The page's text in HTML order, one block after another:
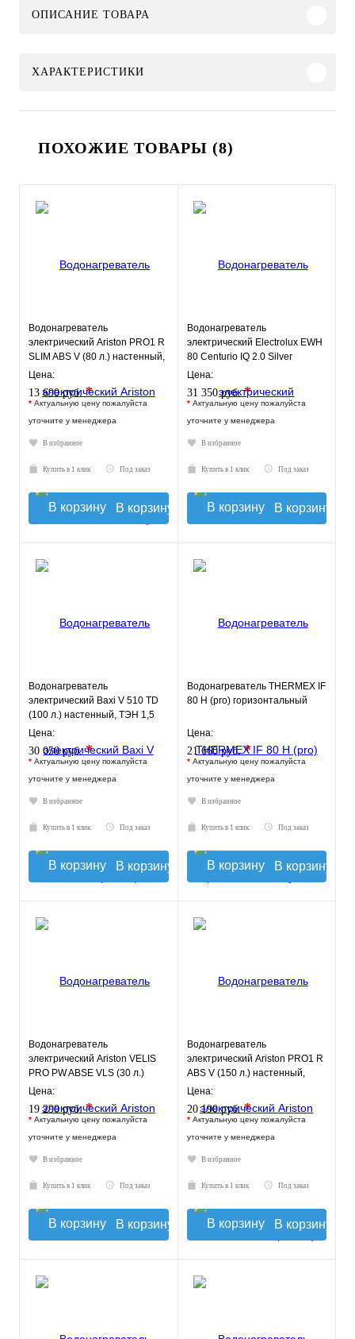
ОПИСАНИЕ ТОВАРА
ХАРАКТЕРИСТИКИ
ПОХОЖИЕ ТОВАРЫ (8)
Водонагреватель
электрический Ariston PRO1 R
SLIM ABS V (80 л.) настенный,
ТЭН 1,5 кВт.
Цена:
13 690 руб.*
* Актуальную цену пожалуйста
уточните у менеджера
В избранное
Купить в 1 клик Под заказ
В корзину
Водонагреватель
электрический Electrolux EWH
80 Centurio IQ 2.0 Silver
Цена:
31 350 руб.*
* Актуальную цену пожалуйста
уточните у менеджера
В избранное
Купить в 1 клик Под заказ
В корзину
Водонагреватель
электрический Baxi V 510 TD
(100 л.) настенный, ТЭН 1,5
кВт.
Цена:
30 050 руб.*
* Актуальную цену пожалуйста
уточните у менеджера
В избранное
Купить в 1 клик Под заказ
В корзину
Водонагреватель THERMEX IF
80 H (pro) горизонтальный
Цена:
21 660 руб.*
* Актуальную цену пожалуйста
уточните у менеджера
В избранное
Купить в 1 клик Под заказ
В корзину
Водонагреватель
электрический Ariston VELIS
PRO PW ABSE VLS (30 л.)
настенный, ТЭН 2,5 кВт.
Цена:
19 290 руб.*
* Актуальную цену пожалуйста
уточните у менеджера
В избранное
Купить в 1 клик Под заказ
В корзину
Водонагреватель
электрический Ariston PRO1 R
ABS V (150 л.) настенный,
ТЭН 1,8 кВт.
Цена:
20 190 руб.*
* Актуальную цену пожалуйста
уточните у менеджера
В избранное
Купить в 1 клик Под заказ
В корзину